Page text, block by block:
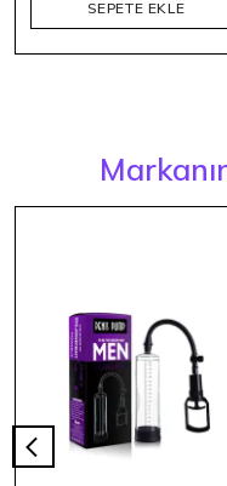
SEPETE EKLE